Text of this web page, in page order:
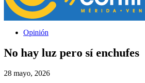
Opinión
No hay luz pero sí enchufes
28 mayo, 2026